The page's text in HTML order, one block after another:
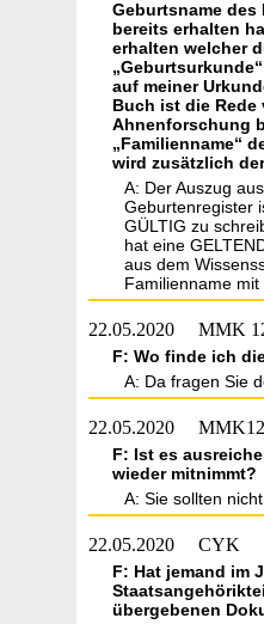
Geburtsname
bereits erhalten
erhalten welcher
auf meiner
Buch ist die Rede
Ahnenforschung
„Familienname“
wird zusätzlich
A: Der Auszug
Geburtenregister
GÜLTIG zu
hat eine
aus dem
Familienname
22.05.2020 MMK
F: Wo finde ich
A: Da fragen Sie
22.05.2020
F: Ist es
wieder mitnimmt?
A: Sie sollten
22.05.2020 CYK
F: Hat jemand im
übergebenen